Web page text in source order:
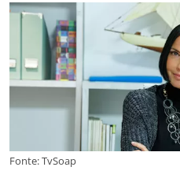
Fonte: TvSoap